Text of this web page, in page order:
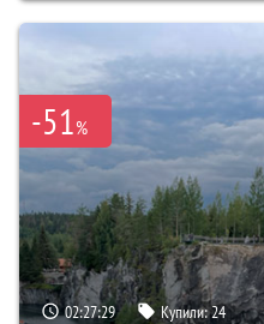
-51%
02:27:28 Купили:24